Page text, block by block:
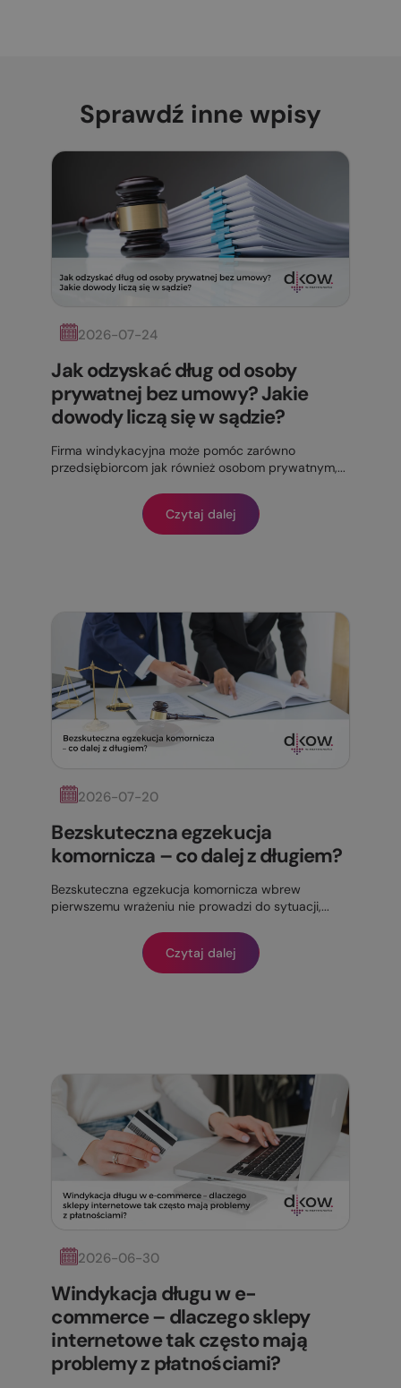
Sprawdź inne wpisy
2026-07-24
Jak odzyskać dług od osoby
prywatnej bez umowy? Jakie
dowody liczą się w sądzie?
Firma windykacyjna może pomóc zarówno
przedsiębiorcom jak również osobom prywatnym,...
Czytaj dalej
2026-07-20
Bezskuteczna egzekucja
komornicza – co dalej z długiem?
Bezskuteczna egzekucja komornicza wbrew
pierwszemu wrażeniu nie prowadzi do sytuacji,...
Czytaj dalej
2026-06-30
Windykacja długu w e-
commerce – dlaczego sklepy
internetowe tak często mają
problemy z płatnościami?